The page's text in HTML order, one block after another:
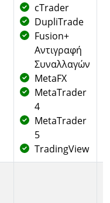
cTrader
DupliTrade
Fusion+
Αντιγραφή
Συναλλαγών
MetaFX
MetaTrader
4
MetaTrader
5
TradingView